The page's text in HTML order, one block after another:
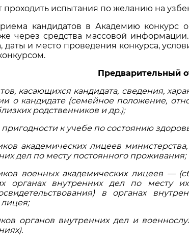
проходить испытания по желанию на
кандидатов в Академию конкурс
через средства массовой
даты и место проведения конкурса,
Предварительный
касающихся кандидата, сведения,
о кандидате (семейное положение,
родственников и др.);
к учебе по состоянию
академических лицеев
дел по месту постоянного проживания;
военных академических лицеев —
органах внутренних дел по месту
в органах
органов внутренних дел и